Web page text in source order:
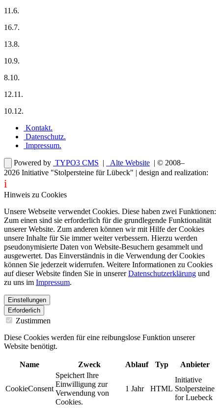
11.6.
16.7.
13.8.
10.9.
8.10.
12.11.
10.12.
Kontakt.
Datenschutz.
Impressum.
Powered by TYPO3 CMS | Alte Website | © 2008–
2026 Initiative "Stolpersteine für Lübeck" | design and realization:
i
Hinweis zu Cookies
Unsere Webseite verwendet Cookies. Diese haben zwei Funktionen:
Zum einen sind sie erforderlich für die grundlegende Funktionalität
unserer Website. Zum anderen können wir mit Hilfe der Cookies
unsere Inhalte für Sie immer weiter verbessern. Hierzu werden
pseudonymisierte Daten von Website-Besuchern gesammelt und
ausgewertet. Das Einverständnis in die Verwendung der Cookies
können Sie jederzeit widerrufen. Weitere Informationen zu Cookies
auf dieser Website finden Sie in unsererDatenschutzerklärung und
zu uns im Impressum.
Einstellungen
Erforderlich
Zustimmen
Diese Cookies werden für eine reibungslose Funktion unserer
Website benötigt.
Name Zweck Ablauf Typ Anbieter
CookieConsent
Speichert Ihre
Einwilligung zur
Verwendung von
Cookies.
1 Jahr HTML
Initiative
Stolpersteine
for Luebeck